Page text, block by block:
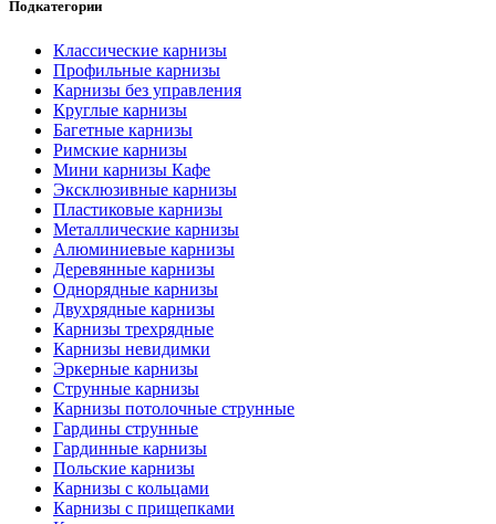
Подкатегории
Классические карнизы
Профильные карнизы
Карнизы без управления
Круглые карнизы
Багетные карнизы
Римские карнизы
Мини карнизы Кафе
Эксклюзивные карнизы
Пластиковые карнизы
Металлические карнизы
Алюминиевые карнизы
Деревянные карнизы
Однорядные карнизы
Двухрядные карнизы
Карнизы трехрядные
Карнизы невидимки
Эркерные карнизы
Струнные карнизы
Карнизы потолочные струнные
Гардины струнные
Гардинные карнизы
Польские карнизы
Карнизы с кольцами
Карнизы с прищепками